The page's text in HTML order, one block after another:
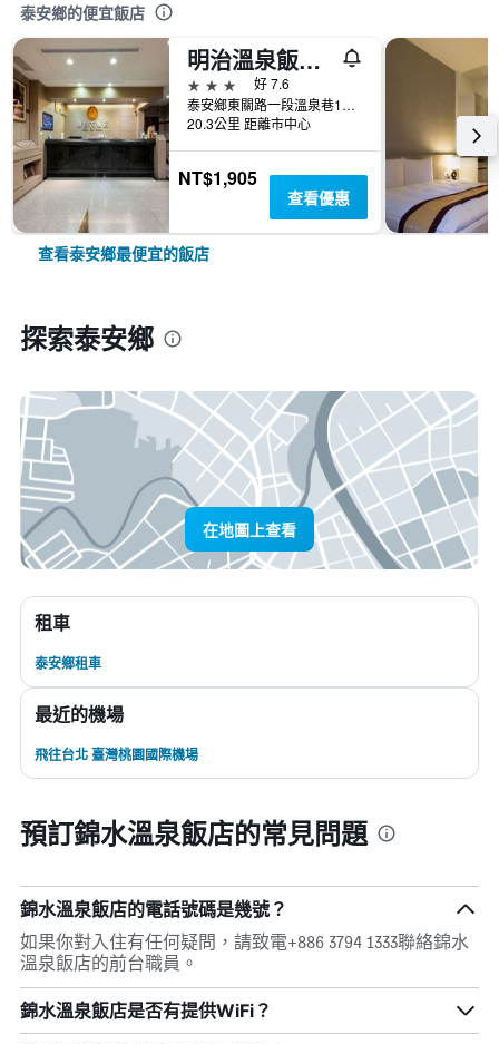
泰安鄉的便宜飯店
明治溫泉飯店A舘
3星級
好 7.6
泰安鄉東關路一段溫泉巷17號
20.3公里 距離市中心
NT$1,905
查看優惠
查看泰安鄉最便宜的飯店
探索泰安鄉
在地圖上查看
租車
泰安鄉租車
最近的機場
飛往台北 臺灣桃園國際機場
預訂錦水溫泉飯店的常見問題
錦水溫泉飯店的電話號碼是幾號？
如果你對入住有任何疑問，請致電+886 3794 1333聯絡錦水
溫泉飯店的前台職員。
錦水溫泉飯店是否有提供WiFi？